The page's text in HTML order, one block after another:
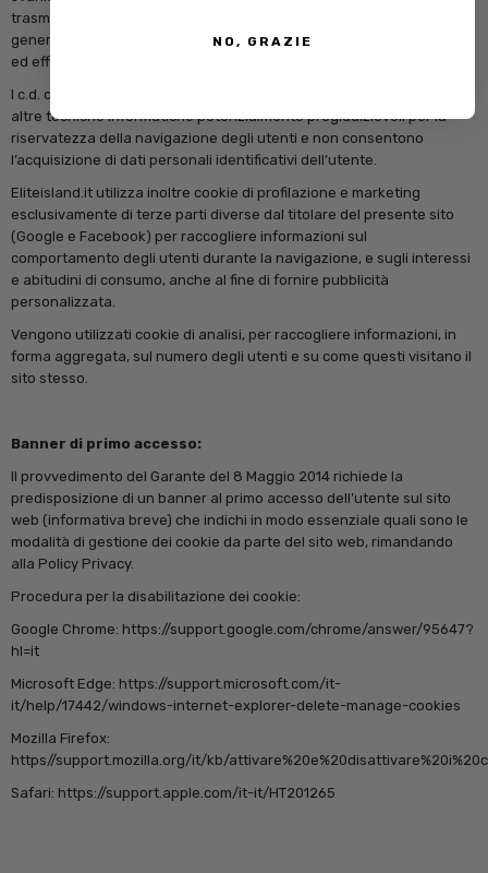
trasmissione di identificativi di sessione (costituiti da numeri casuali
generati dal server) necessari per consentire l’esplorazione sicura
ed efficiente del sito.
I c.d. cookies di sessione utilizzati in questo sito evitano il ricorso ad
altre tecniche informatiche potenzialmente pregiudizievoli per la
riservatezza della navigazione degli utenti e non consentono
l’acquisizione di dati personali identificativi dell’utente.
Eliteisland.it utilizza inoltre cookie di profilazione e marketing
esclusivamente di terze parti diverse dal titolare del presente sito
(Google e Facebook) per raccogliere informazioni sul
comportamento degli utenti durante la navigazione, e sugli interessi
e abitudini di consumo, anche al fine di fornire pubblicità
personalizzata.
Vengono utilizzati cookie di analisi, per raccogliere informazioni, in
forma aggregata, sul numero degli utenti e su come questi visitano il
sito stesso.
Banner di primo accesso:
Il provvedimento del Garante del 8 Maggio 2014 richiede la
predisposizione di un banner al primo accesso dell’utente sul sito
web (informativa breve) che indichi in modo essenziale quali sono le
modalità di gestione dei cookie da parte del sito web, rimandando
alla Policy Privacy.
Procedura per la disabilitazione dei cookie:
Google Chrome: https://support.google.com/chrome/answer/95647?
hl=it
Microsoft Edge: https://support.microsoft.com/it-
it/help/17442/windows-internet-explorer-delete-manage-cookies
Mozilla Firefox:
https//support.mozilla.org/it/kb/
Safari: https://support.apple.com/it-it/HT201265
NO, GRAZIE